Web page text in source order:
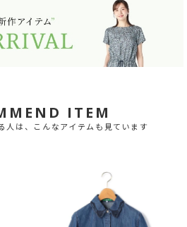
ITEM
人は、こんなアイテムも見ています